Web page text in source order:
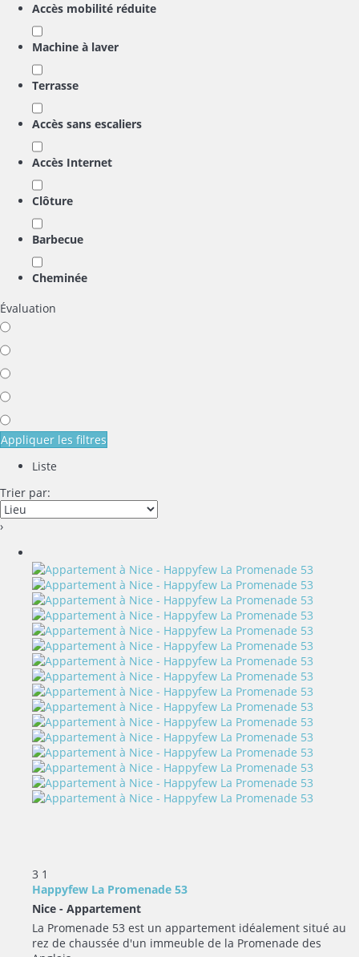
Accès mobilité réduite
Machine à laver
Terrasse
Accès sans escaliers
Accès Internet
Clôture
Barbecue
Cheminée
Évaluation
Appliquer les filtres
Liste
Trier par:
›
3 1
Happyfew La Promenade 53
Nice - Appartement
La Promenade 53 est un appartement idéalement situé au
rez de chaussée d'un immeuble de la Promenade des